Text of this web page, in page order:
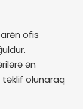
ofis
ən
təklif olunaraq